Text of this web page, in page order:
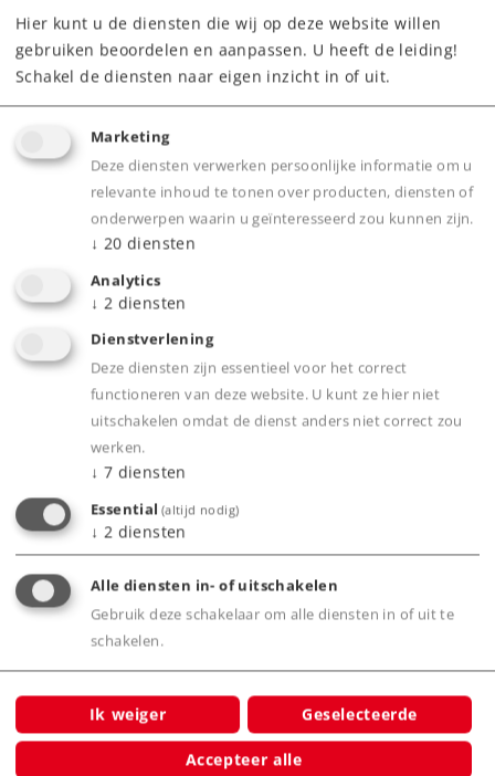
Highlights
Een echte eyecatcher op elke modelbaan - de
kleurrijke Märklin my world-uitvoering trekt
veel bekijks.
Product
Productinfo
Digitale functies
Bijbehorende producten
Hier kunt u de diensten die wij op deze website willen
gebruiken beoordelen en aanpassen. U heeft de leiding!
Schakel de diensten naar eigen inzicht in of uit.
Marketing
Deze diensten verwerken persoonlijke informatie om u
relevante inhoud te tonen over producten, diensten of
onderwerpen waarin u geïnteresseerd zou kunnen zijn.
↓ 20 diensten
Analytics
↓ 2 diensten
Dienstverlening
Deze diensten zijn essentieel voor het correct
functioneren van deze website. U kunt ze hier niet
uitschakelen omdat de dienst anders niet correct zou
werken.
↓ 7 diensten
Essential (altijd nodig)
↓ 2 diensten
Alle diensten in- of uitschakelen
Gebruik deze schakelaar om alle diensten in of uit te
schakelen.
Ik weiger Geselecteerde
Accepteer alle